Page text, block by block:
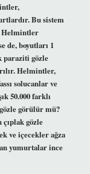
Bu sistem
Helmintler
de, boyutları 1
paraziti gözle
Helmintler,
solucanlar ve
50.000 farklı
görülür mü?
gözle
ve içecekler ağza
yumurtalar ince